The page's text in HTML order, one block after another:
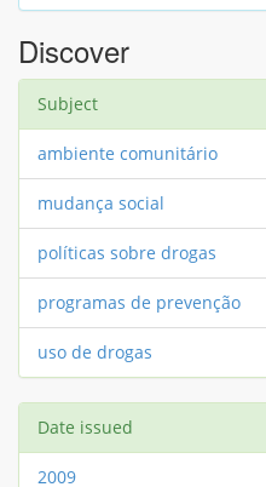
Discover
Subject
ambiente comunitário
mudança social
políticas sobre drogas
programas de prevenção
uso de drogas
Date issued
2009